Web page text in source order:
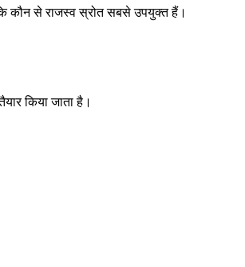
कौन से राजस्व स्रोत सबसे उपयुक्त हैं।
किया जाता है।